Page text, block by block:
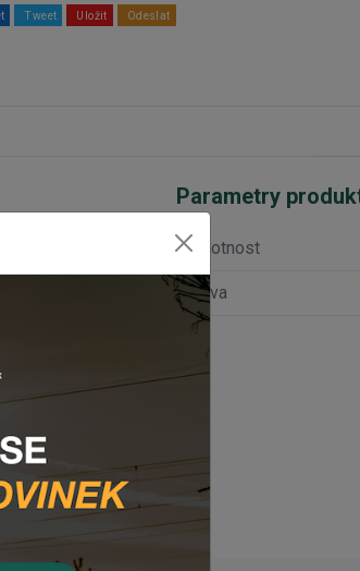
Tweet Uložit Odeslat
Parametry
Hmotnost
Barva